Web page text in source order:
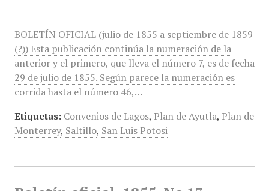
BOLETÍN OFICIAL (julio de 1855 a septiembre de 1859
(?)) Esta publicación continúa la numeración de la
anterior y el primero, que lleva el número 7, es de fecha
29 de julio de 1855. Según parece la numeración es
corrida hasta el número 46,…
Etiquetas: Convenios de Lagos, Plan de Ayutla, Plan de
Monterrey, Saltillo, San Luis Potosi